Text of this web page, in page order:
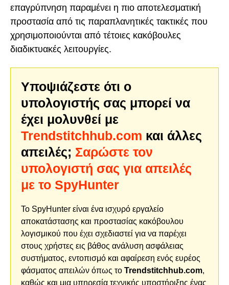
επαγρύπνηση παραμένει η πιο αποτελεσματική
προστασία από τις παραπλανητικές τακτικές που
χρησιμοποιούνται από τέτοιες κακόβουλες
διαδικτυακές λειτουργίες.
Υποψιάζεστε ότι ο
υπολογιστής σας μπορεί να
έχει μολυνθεί με
Trendstitchhub.com και άλλες
απειλές; Σαρώστε τον
υπολογιστή σας για απειλές
με το SpyHunter
Το SpyHunter είναι ένα ισχυρό εργαλείο
αποκατάστασης και προστασίας κακόβουλου
λογισμικού που έχει σχεδιαστεί για να παρέχει
στους χρήστες εις βάθος ανάλυση ασφάλειας
συστήματος, εντοπισμό και αφαίρεση ενός ευρέος
φάσματος απειλών όπως το Trendstitchhub.com,
καθώς και μια υπηρεσία τεχνικής υποστήριξης ένας